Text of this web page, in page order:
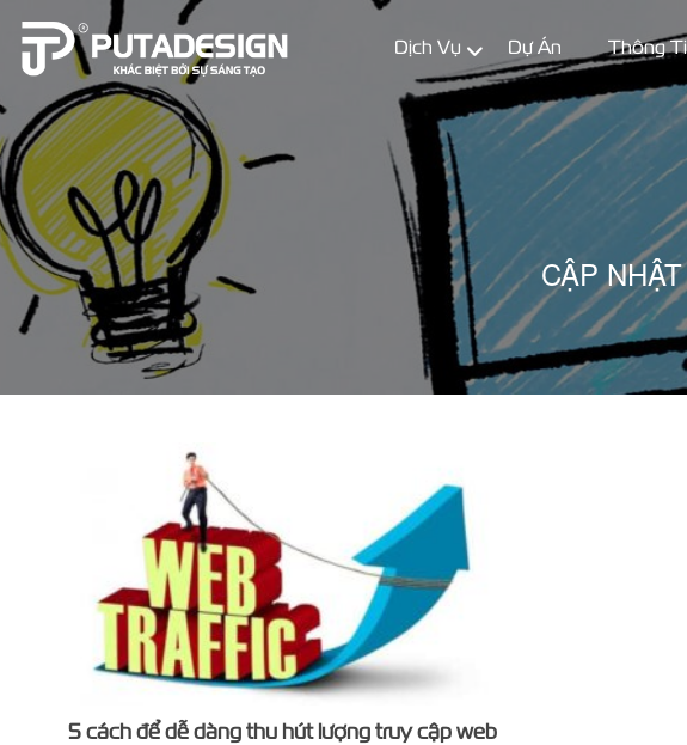
Dịch Vụ Dự Án Thông
CẬP
5 cách để dễ dàng thu hút lượng truy cập web